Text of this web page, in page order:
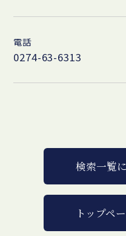
電話
0274-63-6313
検索一覧
トップペ